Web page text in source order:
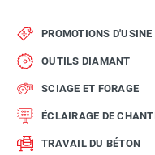
PROMOTIONS D'USINE
OUTILS DIAMANT
SCIAGE ET FORAGE
ÉCLAIRAGE DE
TRAVAIL DU BÉTON